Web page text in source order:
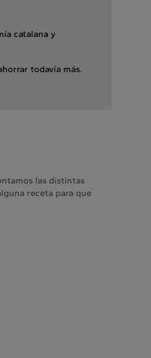
catalana y
todavía más.
las distintas
receta para que